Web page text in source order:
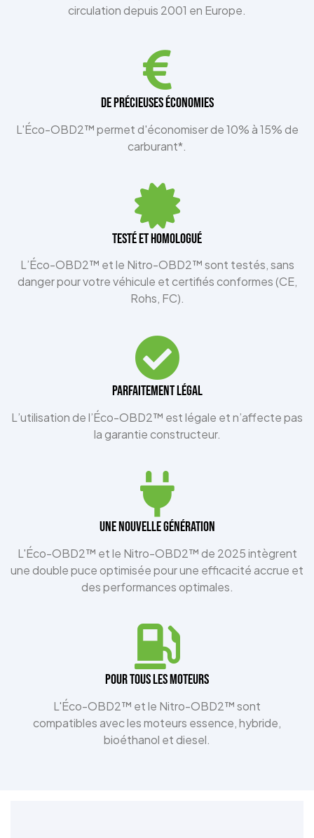
circulation depuis 2001 en Europe.
De précieuses économies
L'Éco-OBD2™ permet d'économiser de 10% à 15% de
carburant*.
TESTÉ ET HOMOLOGUÉ
L’Éco-OBD2™ et le Nitro-OBD2™ sont testés, sans
danger pour votre véhicule et certifiés conformes (CE,
Rohs, FC).
Parfaitement légal
L’utilisation de l’Éco-OBD2™ est légale et n’affecte pas
la garantie constructeur.
UNE NOUVELLE GÉNÉRATION
L'Éco-OBD2™ et le Nitro-OBD2™ de 2025 intègrent
une double puce optimisée pour une efficacité accrue et
des performances optimales.
Pour tous les moteurs
L'Éco-OBD2™ et le Nitro-OBD2™ sont
compatibles avec les moteurs essence, hybride,
bioéthanol et diesel.